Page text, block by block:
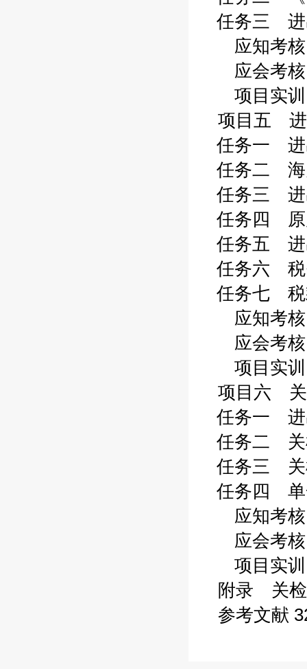
任务三 进
应知考核
应会考核
项目实训
项目五 进
任务一 进
任务二 海
任务三 进
任务四 原
任务五 进
任务六 税
任务七 税
应知考核
应会考核
项目实训
项目六 关
任务一 进
任务二 关
任务三 关
任务四 单
应知考核
应会考核
项目实训
附录 关检
参考文献